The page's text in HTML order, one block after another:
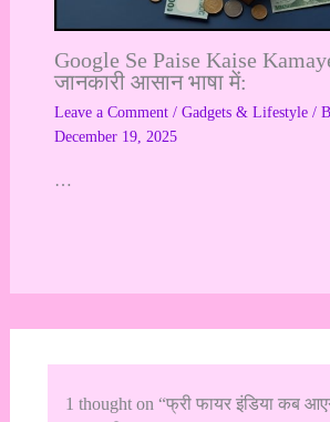
Google Se Paise Kaise
जानकारी आसान भाषा में:
Leave a Comment / Gadgets & Lifestyle/
December 19, 2025
…
1 thought on “फ्री फायर इंडिया कब